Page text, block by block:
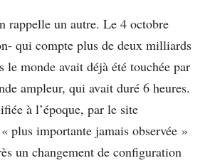
rappelle un autre. Le 4 octobre
qui compte plus de deux milliards
le monde avait déjà été touchée par
ampleur, qui avait duré 6 heures.
à l’époque, par le site
plus importante jamais observée »
un changement de configuration